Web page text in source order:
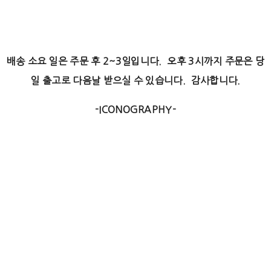
배송 소요 일은 주문 후 2~3일입니다. 오후 3시까지 주문은 당
일 출고로 다음날 받으실 수 있습니다. 감사합니다.
-ICONOGRAPHY-